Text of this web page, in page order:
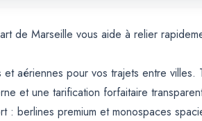
de Marseille vous aide à relier
aériennes pour vos trajets entre villes.
et une tarification forfaitaire
berlines premium et monospaces